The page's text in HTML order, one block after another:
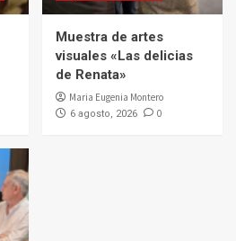
Muestra de artes
visuales «Las delicias
de Renata»
Maria Eugenia Montero
6 agosto, 2026 0